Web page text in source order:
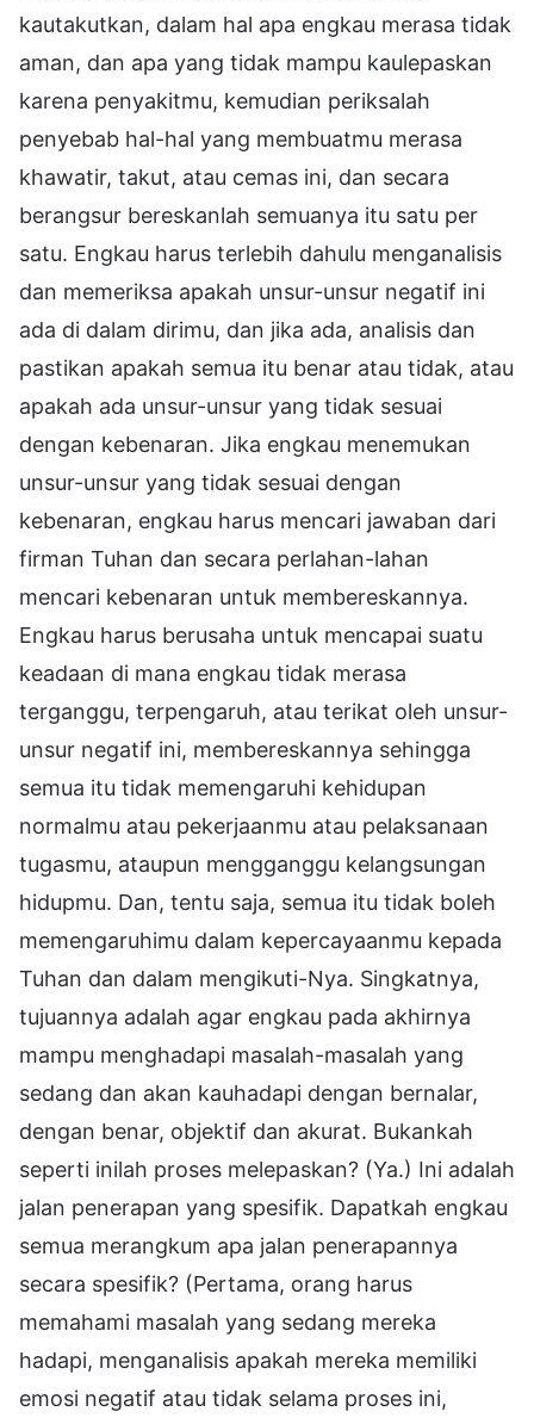
kautakutkan, dalam hal apa engkau merasa tidak
aman, dan apa yang tidak mampu kaulepaskan
karena penyakitmu, kemudian periksalah
penyebab hal-hal yang membuatmu merasa
khawatir, takut, atau cemas ini, dan secara
berangsur bereskanlah semuanya itu satu per
satu. Engkau harus terlebih dahulu menganalisis
dan memeriksa apakah unsur-unsur negatif ini
ada di dalam dirimu, dan jika ada, analisis dan
pastikan apakah semua itu benar atau tidak, atau
apakah ada unsur-unsur yang tidak sesuai
dengan kebenaran. Jika engkau menemukan
unsur-unsur yang tidak sesuai dengan
kebenaran, engkau harus mencari jawaban dari
firman Tuhan dan secara perlahan-lahan
mencari kebenaran untuk membereskannya.
Engkau harus berusaha untuk mencapai suatu
keadaan di mana engkau tidak merasa
terganggu, terpengaruh, atau terikat oleh unsur-
unsur negatif ini, membereskannya sehingga
semua itu tidak memengaruhi kehidupan
normalmu atau pekerjaanmu atau pelaksanaan
tugasmu, ataupun mengganggu kelangsungan
hidupmu. Dan, tentu saja, semua itu tidak boleh
memengaruhimu dalam kepercayaanmu kepada
Tuhan dan dalam mengikuti-Nya. Singkatnya,
tujuannya adalah agar engkau pada akhirnya
mampu menghadapi masalah-masalah yang
sedang dan akan kauhadapi dengan bernalar,
dengan benar, objektif dan akurat. Bukankah
seperti inilah proses melepaskan? (Ya.) Ini adalah
jalan penerapan yang spesifik. Dapatkah engkau
semua merangkum apa jalan penerapannya
secara spesifik? (Pertama, orang harus
memahami masalah yang sedang mereka
hadapi, menganalisis apakah mereka memiliki
emosi negatif atau tidak selama proses ini,